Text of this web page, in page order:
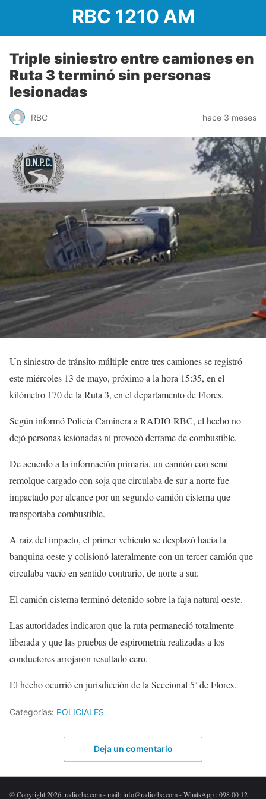
RBC 1210 AM
Triple siniestro entre camiones en
Ruta 3 terminó sin personas
lesionadas
RBC hace 3 meses
Un siniestro de tránsito múltiple entre tres camiones se registró
este miércoles 13 de mayo, próximo a la hora 15:35, en el
kilómetro 170 de la Ruta 3, en el departamento deFlores.
Según informó Policía Caminera a RADIO RBC, el hecho no
dejó personas lesionadas ni provocó derrame de combustible.
De acuerdo a la información primaria, un camión con semi-
remolque cargado con soja que circulaba de sur a norte fue
impactado por alcance por un segundo camión cisterna que
transportaba combustible.
A raíz del impacto, el primer vehículo se desplazó hacia la
banquina oeste y colisionó lateralmente con un tercer camión que
circulaba vacío en sentido contrario, de norte a sur.
El camión cisterna terminó detenido sobre la faja natural oeste.
Las autoridades indicaron que la ruta permaneció totalmente
liberada y que las pruebas de espirometría realizadas a los
conductores arrojaron resultado cero.
El hecho ocurrió en jurisdicción de la Seccional 5ª de Flores.
Categorías: POLICIALES
Deja un comentario
© Copyright 2026. radiorbc.com - mail: info@radiorbc.com - WhatsApp : 098 00 12